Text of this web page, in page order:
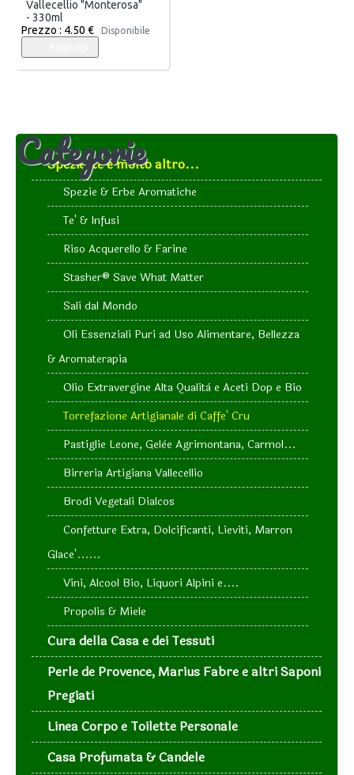
Vallecellio "Monterosa"
- 330ml
Prezzo : 4.50 € Disponibile
Categorie
Spezie, tè e molto altro...
Spezie & Erbe Aromatiche
Te' & Infusi
Riso Acquerello & Farine
Stasher®️ Save What Matter
Sali dal Mondo
Oli Essenziali Puri ad Uso Alimentare, Bellezza
& Aromaterapia
Olio Extravergine Alta Qualità e Aceti Dop e Bio
Torrefazione Artigianale di Caffe' Cru
Pastiglie Leone, Gelèe Agrimontana, Carmol...
Birreria Artigiana Vallecellio
Brodi Vegetali Dialcos
Confetture Extra, Dolcificanti, Lieviti, Marron
Glace'......
Vini, Alcool Bio, Liquori Alpini e....
Propolis & Miele
Cura della Casa e dei Tessuti
Perle de Provence, Marius Fabre e altri Saponi
Pregiati
Linea Corpo e Toilette Personale
Casa Profumata & Candele